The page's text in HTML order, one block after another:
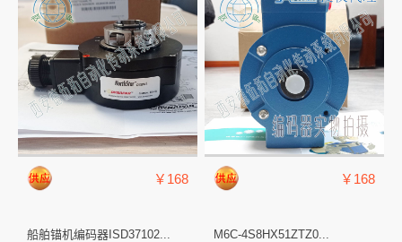
￥168
船舶锚机编码器ISD37102...
￥168
M6C-4S8HX51ZTZ0...